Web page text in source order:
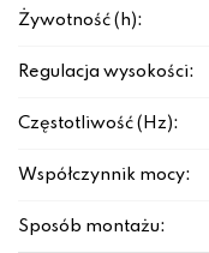
Żywotność (h):
Regulacja wysokości:
Częstotliwość (Hz):
Współczynnik mocy:
Sposób montażu: